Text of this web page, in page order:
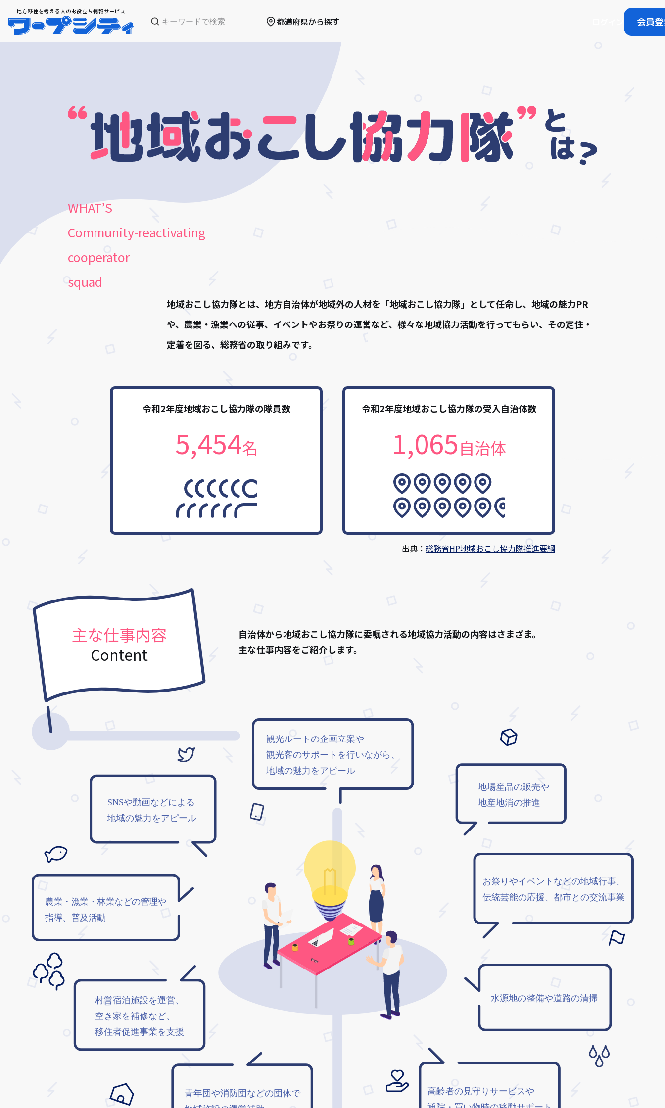
地方移住を考える人のお役立ち情報サービス
都道府県から探す 会員
WHAT’S
Community-reactivating
cooperator
squad
地域おこし協力隊とは、地方自治体が地域外の人材を「地域おこし協力隊」として任命し、地域の魅力PR
や、農業・漁業への従事、イベントやお祭りの運営など、様々な地域協力活動を行ってもらい、その定住・
定着を図る、総務省の取り組みです。
令和2年度地域おこし協力隊の隊員数
5,454名
令和2年度地域おこし協力隊の受入自治体数
1,065自治体
出典： 総務省HP地域おこし協力隊推進要綱
主な仕事内容
Content
自治体から地域おこし協力隊に委嘱される地域協力活動の内容はさまざま。
主な仕事内容をご紹介します。